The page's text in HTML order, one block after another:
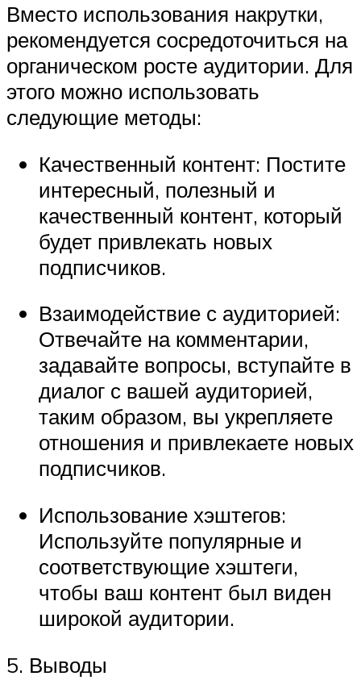
Вместо использования накрутки,
рекомендуется сосредоточиться на
органическом росте аудитории. Для
этого можно использовать
следующие методы:
Качественный контент: Постите
интересный, полезный и
качественный контент, который
будет привлекать новых
подписчиков.
Взаимодействие с аудиторией:
Отвечайте на комментарии,
задавайте вопросы, вступайте в
диалог с вашей аудиторией,
таким образом, вы укрепляете
отношения и привлекаете новых
подписчиков.
Использование хэштегов:
Используйте популярные и
соответствующие хэштеги,
чтобы ваш контент был виден
широкой аудитории.
5. Выводы